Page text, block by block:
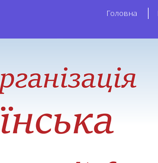
Головна